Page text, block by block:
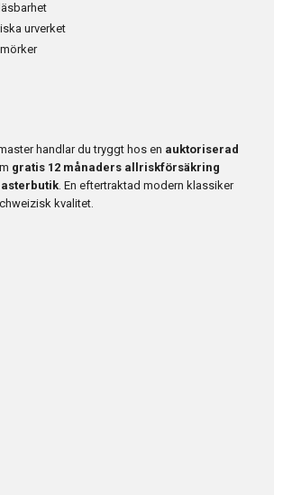
urverket
handlar du tryggt hos en auktoriserad
gratis 12 månaders allriskförsäkring
. En eftertraktad modern klassiker
kvalitet.